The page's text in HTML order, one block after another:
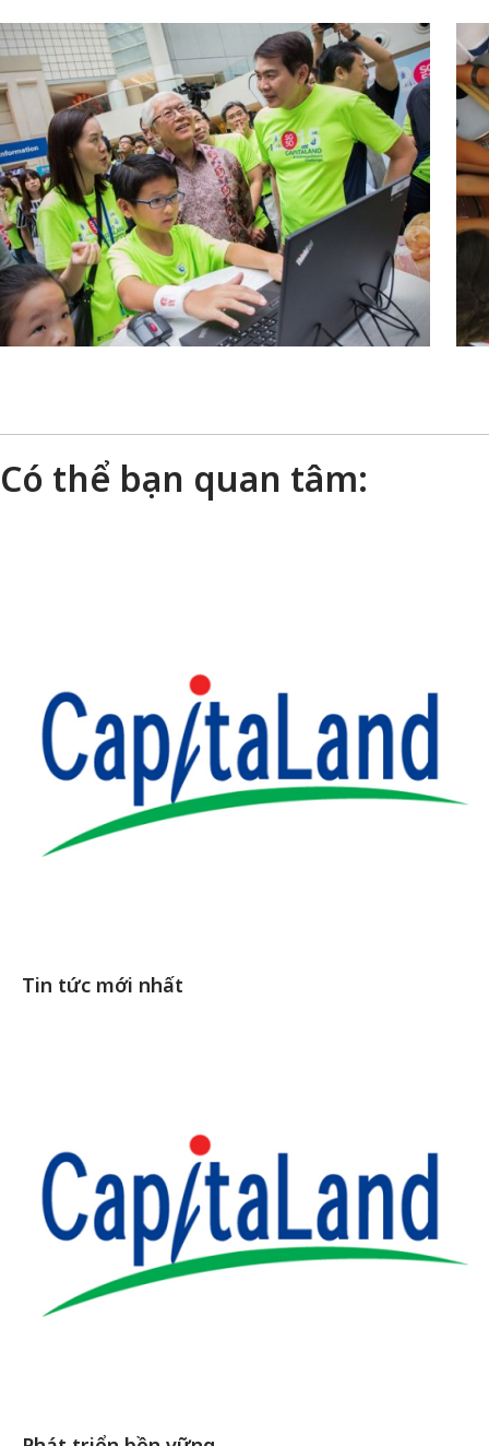
Có thể bạn quan tâm:
Tin tức mới nhất